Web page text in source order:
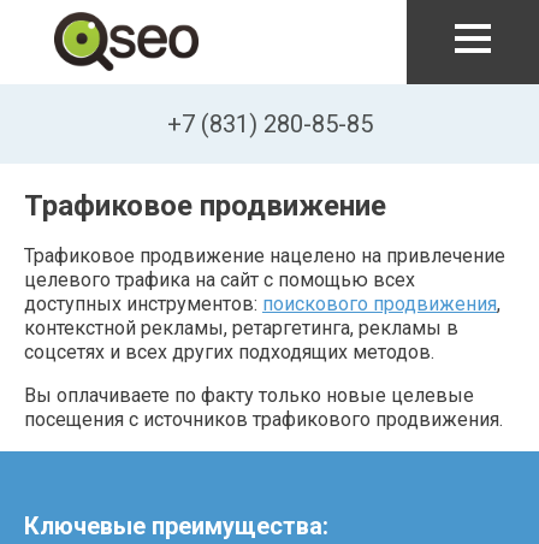
Перейти к основному содержанию
+7 (831) 280-85-85
Трафиковое продвижение
Трафиковое продвижение нацелено на привлечение
целевого трафика на сайт с помощью всех
доступных инструментов: поискового продвижения,
контекстной рекламы, ретаргетинга, рекламы в
соцсетях и всех других подходящих методов.
Вы оплачиваете по факту только новые целевые
посещения с источников трафикового продвижения.
Ключевые преимущества: